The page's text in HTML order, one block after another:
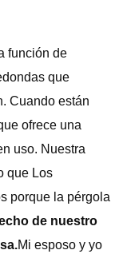
función de
que
Cuando están
ofrece una
uso. Nuestra
que Los
porque la pérgola
de nuestro
Mi esposo y yo